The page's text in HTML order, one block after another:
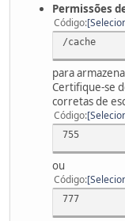
Permissões
Código
/cache
para
Certifique-se
corretas de
Código
755
ou
Código
777